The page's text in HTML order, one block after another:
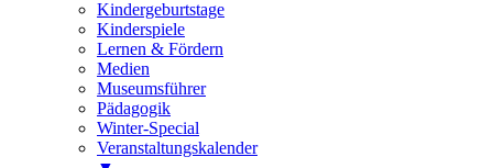
Kindergeburtstage
Kinderspiele
Lernen & Fördern
Medien
Museumsführer
Pädagogik
Winter-Special
Veranstaltungskalender